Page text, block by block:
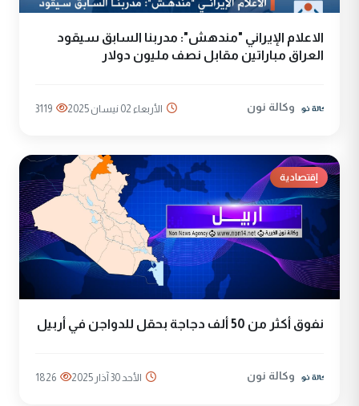
الاعلام الإيراني "مندهش": مدربنا السابق سيقود
العراق مباراتين مقابل نصف مليون دولار
وكالة نون الأربعاء 02 نيسان 2025 3119
إقتصادية
نفوق أكثر من 50 ألف دجاجة بحقل للدواجن في أربيل
وكالة نون الأحد 30 آذار 2025 1826